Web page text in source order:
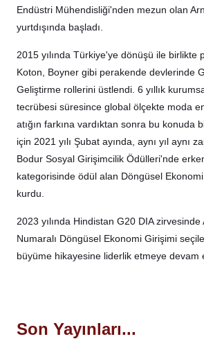
Endüstri Mühendisliği'nden mezun olan
yurtdışında başladı.
2015 yılında Türkiye'ye dönüşü ile birlikte
Koton, Boyner gibi perakende devlerinde
Geliştirme rollerini üstlendi. 6 yıllık
tecrübesi süresince global ölçekte moda
atığın farkına vardıktan sonra bu konuda
için 2021 yılı Şubat ayında, aynı yıl aynı
Bodur Sosyal Girişimcilik Ödülleri'nde
kategorisinde ödül alan Döngüsel
kurdu.
2023 yılında Hindistan G20 DIA zirvesinde
Numaralı Döngüsel Ekonomi Girişimi
büyüme hikayesine liderlik etmeye devam
Son Yayınları...